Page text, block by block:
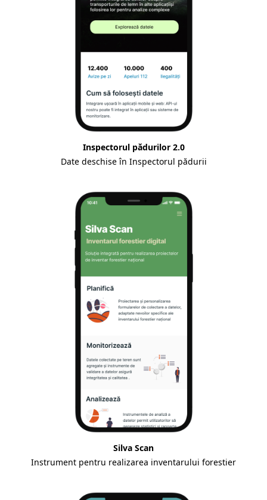
Inspectorul pădurilor 2.0
Date deschise în Inspectorul pădurii
Silva Scan
Instrument pentru realizarea inventarului forestier